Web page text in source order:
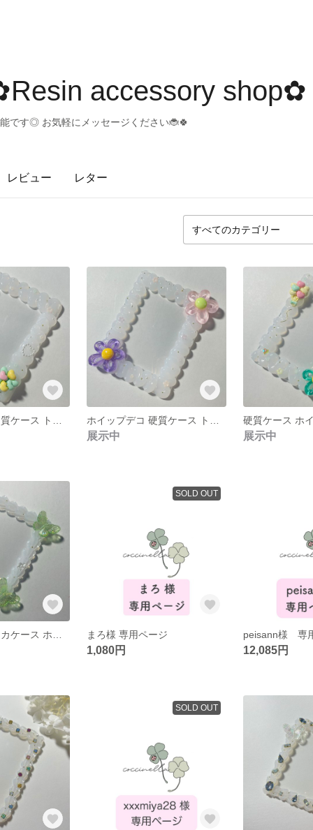
accessory shop✿
です◎ お気軽にメッセージください🐞🍀
レビュー レター
展示中 展示中
SOLD OUT
まろ様 専用ページ
1,080円
peisann様 専
12,085円
SOLD OUT